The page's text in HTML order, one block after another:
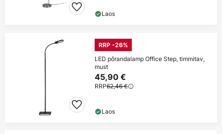
Laos
RRP -26%
LED põrandalamp Office Step, timmitav,
must
45,90 €
RRP62,46 €
Laos